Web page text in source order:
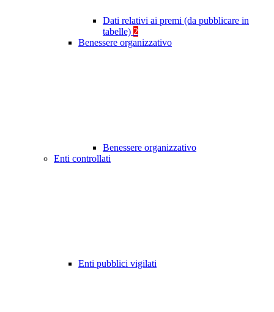
Dati relativi ai premi (da pubblicare in
tabelle) 2
Benessere organizzativo
Benessere organizzativo
Enti controllati
Enti pubblici vigilati